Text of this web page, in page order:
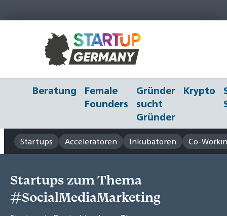
Beratung
Female
Founders
Gründer
sucht
Gründer
Krypto
Startups Acceleratoren Inkubatoren Co-
Startups zum Thema
#SocialMediaMarketing